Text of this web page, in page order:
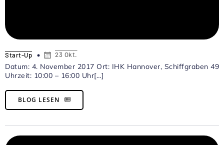
Start-Up 23 Okt.
Datum: 4. November 2017 Ort: IHK Hannover, Schiffgraben 49
Uhrzeit: 10:00 – 16:00 Uhr[…]
BLOG LESEN